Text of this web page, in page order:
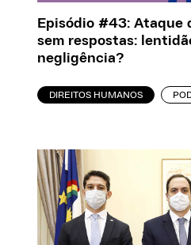
Episódio #43: Ataque
sem respostas:
negligência?
DIREITOS HUMANOS